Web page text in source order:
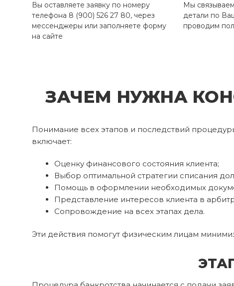
Вы оставляете заявку по номеру
телефона 8 (900) 526 27 80, через
мессенджеры или заполняете форму
на сайте
Мы
детали по
проводим
ЗАЧЕМ НУЖНА
Понимание всех этапов и последствий
включает:
Оценку финансового состояния клиента;
Выбор оптимальной стратегии списания
Помощь в оформлении необходимых
Представление интересов клиента в
Сопровождение на всех этапах дела.
Эти действия помогут физическим лицам